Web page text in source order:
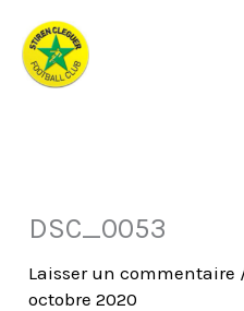
contenu
DSC_0053
Laisser un commentaire
octobre 2020